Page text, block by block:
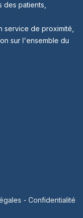
patients,
service de proximité,
sur l'ensemble du
- Confidentialité